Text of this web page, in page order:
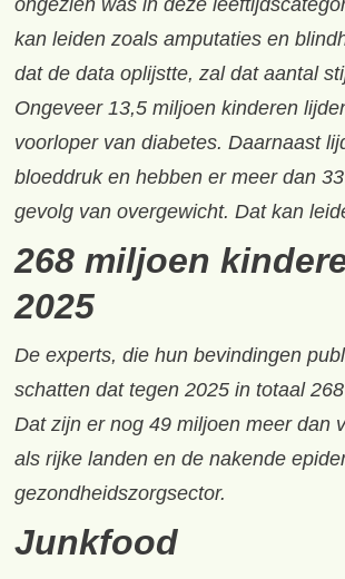
ongezien was in deze
kan leiden zoals amputaties en
dat de data oplijstte, zal dat aantal
Ongeveer 13,5 miljoen kinderen
voorloper van diabetes. Daarnaast
bloeddruk en hebben er meer dan
gevolg van overgewicht. Dat kan
268 miljoen
2025
De experts, die hun bevindingen
schatten dat tegen 2025 in totaal
Dat zijn er nog 49 miljoen meer dan
als rijke landen en de nakende
gezondheidszorgsector.
Junkfood